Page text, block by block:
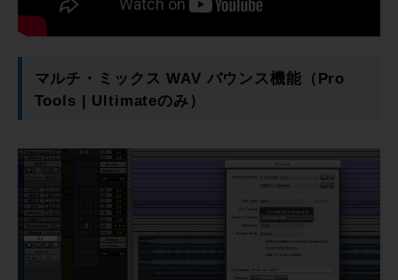
マルチ・ミックス WAV バウンス機能（Pro
Tools | Ultimateのみ）